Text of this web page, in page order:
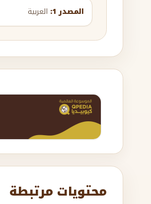
المصدر 1: العربية
محتويات مرتبطة